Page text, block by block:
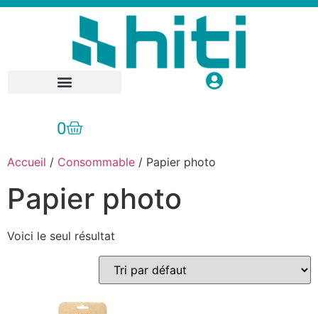
0
Accueil / Consommable / Papier photo
Papier photo
Voici le seul résultat